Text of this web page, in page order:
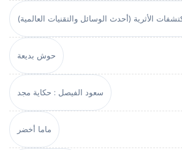
الأثرية (أحدث الوسائل والتقنيات العالمية)
حوش بديعة
سعود الفيصل : حكاية مجد
ماما أخضر